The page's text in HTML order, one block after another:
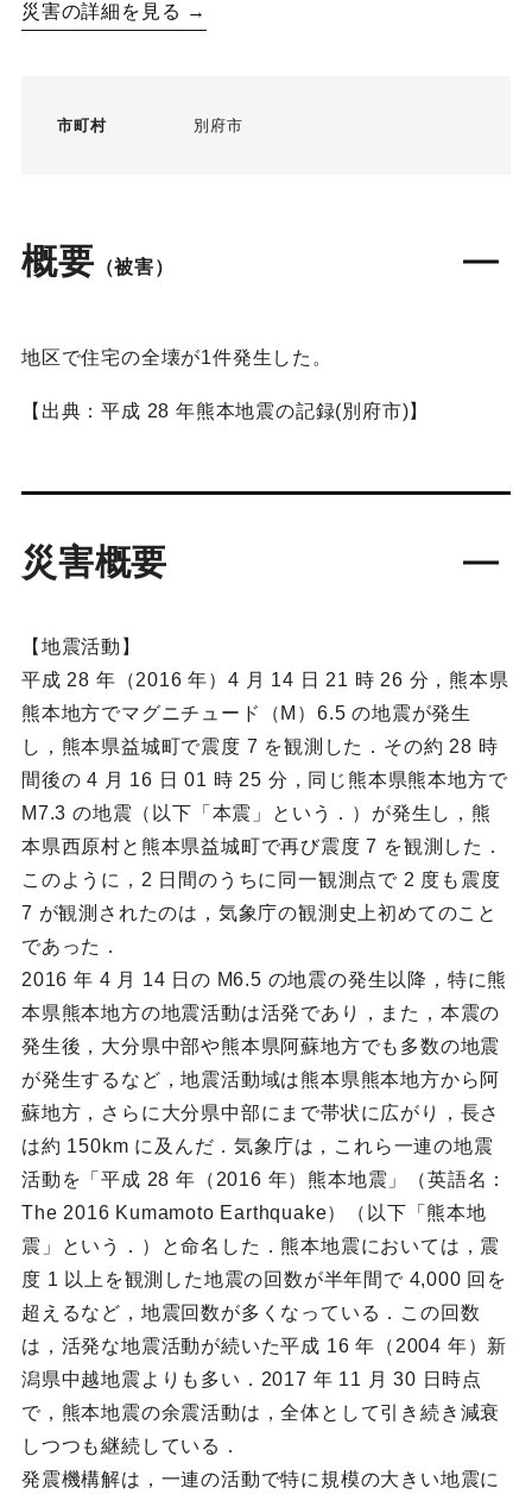
災害の詳細を見る →
市町村 別府市
概要 （被害）
地区で住宅の全壊が1件発生した。
【出典：平成 28 年熊本地震の記録(別府市)】
災害概要
【地震活動】
平成 28 年（2016 年）4 月 14 日 21 時 26 分，熊本県
熊本地方でマグニチュード（M）6.5 の地震が発生
し，熊本県益城町で震度 7 を観測した．その約 28 時
間後の 4 月 16 日 01 時 25 分，同じ熊本県熊本地方で
M7.3 の地震（以下「本震」という．）が発生し，熊
本県西原村と熊本県益城町で再び震度 7 を観測した．
このように，2 日間のうちに同一観測点で 2 度も震度
7 が観測されたのは，気象庁の観測史上初めてのこと
であった．
2016 年 4 月 14 日の M6.5 の地震の発生以降，特に熊
本県熊本地方の地震活動は活発であり，また，本震の
発生後，大分県中部や熊本県阿蘇地方でも多数の地震
が発生するなど，地震活動域は熊本県熊本地方から阿
蘇地方，さらに大分県中部にまで帯状に広がり，長さ
は約 150km に及んだ．気象庁は，これら一連の地震
活動を「平成 28 年（2016 年）熊本地震」（英語名：
The 2016 Kumamoto Earthquake）（以下「熊本地
震」という．）と命名した．熊本地震においては，震
度 1 以上を観測した地震の回数が半年間で 4,000 回を
超えるなど，地震回数が多くなっている．この回数
は，活発な地震活動が続いた平成 16 年（2004 年）新
潟県中越地震よりも多い．2017 年 11 月 30 日時点
で，熊本地震の余震活動は，全体として引き続き減衰
しつつも継続している．
発震機構解は，一連の活動で特に規模の大きい地震に